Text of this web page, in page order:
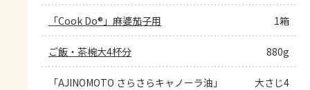
「Cook Do®」麻婆茄子用 1箱
ご飯・茶椀大4杯分 880g
「AJINOMOTO さらさらキャノーラ油」 大さじ4